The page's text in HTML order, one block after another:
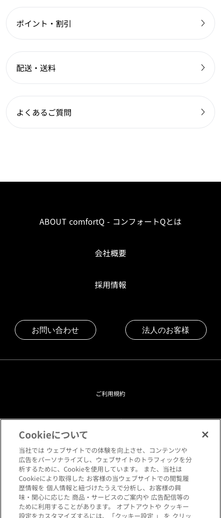
ポイント・割引
配送・送料
よくあるご質問
ABOUT comfortQ - コンフォートQとは
会社概要
採用情報
お問い合わせ 法人のお客様
ご利用規約
プライバシーポリシー
クッキーポリシー
閲覧環境について
サイトマップ
Cookieについて
当社では ウェブサイトでの体験を向上させ、コンテンツや
広告をパーソナライズし、ウェブサイトのトラフィックを分
析するために、Cookieを使用しています。 また、当社は
Cookieにより取得した お客様の当ウェブサイトでの閲覧履
歴情報を 個人情報と紐づけたうえで分析し、お客様の興
味・関心に応じた 商品・サービスのご案内や 広告配信等の
ために利用することがあります。 オプトアウトや クッキー
設定をカスタマイズするには、「クッキー設定 」 を クリッ